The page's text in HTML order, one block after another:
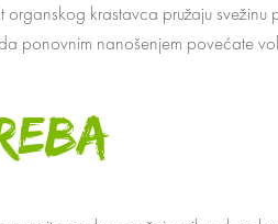
organskog krastavca pružaju
ponovnim nanošenjem povećate